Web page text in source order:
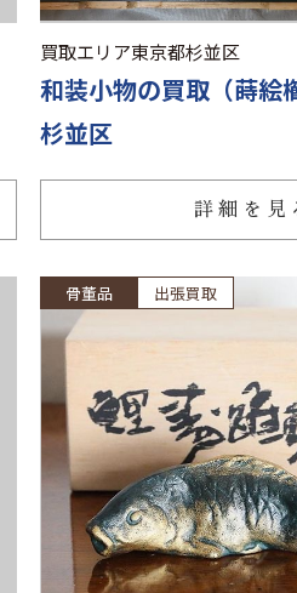
買取エリア東京都杉並区
和装小物の買取（蒔絵
杉並区
詳細を見
骨董品 出張買取